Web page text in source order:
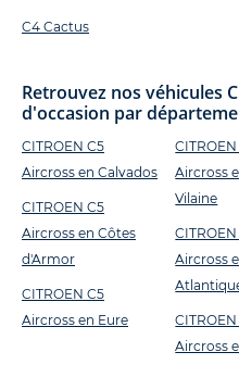
C4 Cactus
Retrouvez nos véhicules
d'occasion par
CITROEN C5
Aircross en Calvados
CITROEN C5
Aircross en Côtes
d'Armor
CITROEN C5
Aircross en Eure
Aircross
Vilaine
Aircross
Aircross